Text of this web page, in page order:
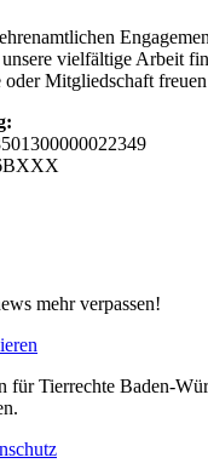
vielfältige Arbeit
oder Mitgliedschaft
mehr verpassen!
für Tierrechte Baden-